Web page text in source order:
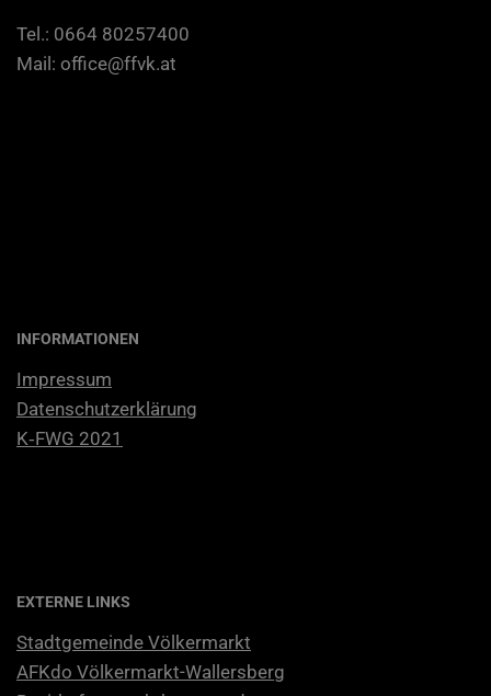
Tel.: 0664 80257400
Mail: office@ffvk.at
INFORMATIONEN
Impres­sum
Daten­schutz­er­klä­rung
K‑FWG 2021
EXTERNE LINKS
Stadt­ge­mein­de Völkermarkt
AFKdo Völ­ker­markt-Wal­lers­berg